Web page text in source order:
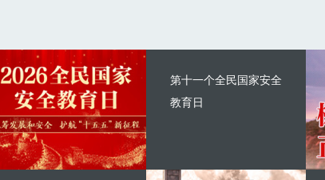
第十一个全民国家安全
教育日